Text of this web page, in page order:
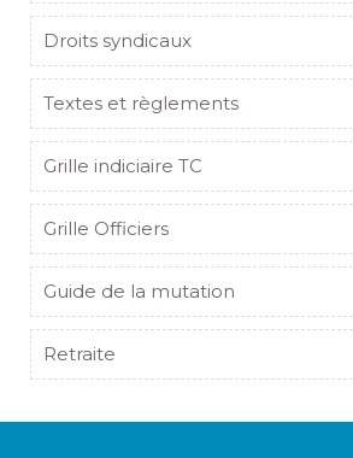
Droits syndicaux
Textes et règlements
Grille indiciaire TC
Grille Officiers
Guide de la mutation
Retraite